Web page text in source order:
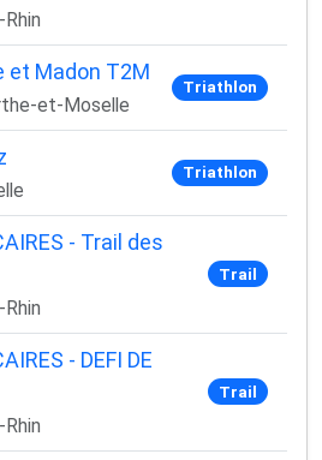
et Madon T2M
et-Moselle
Triathlon
Triathlon
- Trail des
Trail
- DEFI DE
Trail